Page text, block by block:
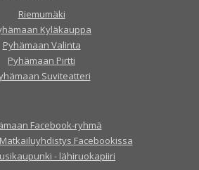
Riemumäki
Kyläkauppa
Pyhämaan Valinta
Pyhämaan Pirtti
Suviteatteri
Facebook-ryhmä
Facebookissa
- lähiruokapiiri